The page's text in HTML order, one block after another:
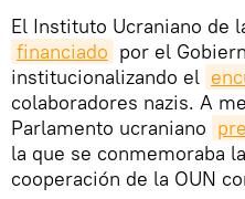
El Instituto Ucraniano de
financiado por el
institucionalizando el
colaboradores nazis. A
Parlamento ucraniano
la que se conmemoraba
cooperación de la OUN